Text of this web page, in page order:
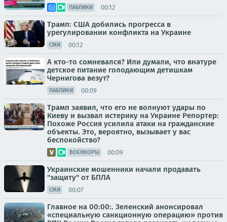
ПАБЛИКИ 00:12
Трамп: США добились прогресса в
урегулировании конфликта на Украине
СМИ 00:12
А кто-то сомневался? Или думали, что внатуре
детское питание голодающим детишкам
Чернигова везут?
ПАБЛИКИ 00:09
Трамп заявил, что его не волнуют удары по
Киеву и вызвал истерику на Украине Репортер:
Похоже Россия усилила атаки на гражданские
объекты. Это, вероятно, вызывает у вас
беспокойство?
ВОЕНКОРЫ 00:09
Украинские мошенники начали продавать
"защиту" от БПЛА
СМИ 00:07
Главное на 00:00:. Зеленский анонсировал
«специальную санкционную операцию» против